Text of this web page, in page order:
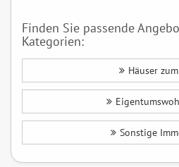
Finden Sie passende
Kategorien:
Häuser
Sonstige